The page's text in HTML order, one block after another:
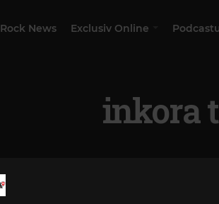
Rock News Exclusiv Online
inkora